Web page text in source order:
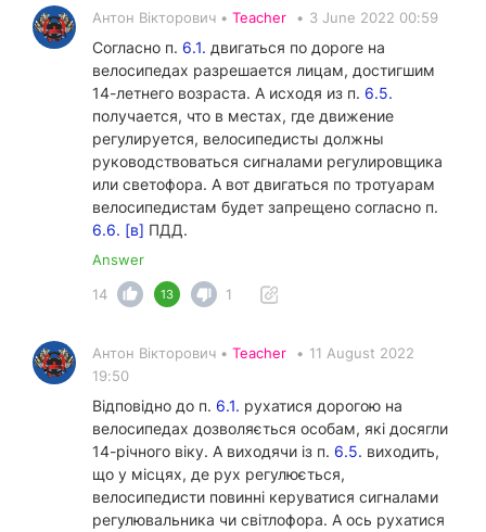
Антон Вікторович • Teacher • 3 June 2022 00:59
Согласно п. 6.1. двигаться по дороге на
велосипедах разрешается лицам, достигшим
14-летнего возраста. А исходя из п. 6.5.
получается, что в местах, где движение
регулируется, велосипедисты должны
руководствоваться сигналами регулировщика
или светофора. А вот двигаться по тротуарам
велосипедистам будет запрещено согласно п.
6.6. [в] ПДД.
Answer
14
13 1
Антон Вікторович • Teacher • 11 August 2022
19:50
Відповідно до п. 6.1. рухатися дорогою на
велосипедах дозволяється особам, які досягли
14-річного віку. А виходячи із п. 6.5. виходить,
що у місцях, де рух регулюється,
велосипедисти повинні керуватися сигналами
регулювальника чи світлофора. А ось рухатися